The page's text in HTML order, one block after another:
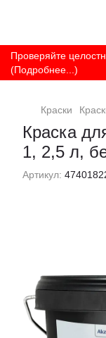
Проверяйте
(Подробнее...)
Краски
Краска
1, 2,5 л,
Артикул: